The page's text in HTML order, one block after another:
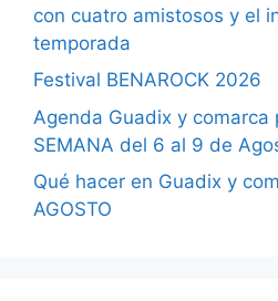
con cuatro amistosos y el
temporada
Festival BENAROCK 2026
Agenda Guadix y comarca
SEMANA del 6 al 9 de
Qué hacer en Guadix y
AGOSTO